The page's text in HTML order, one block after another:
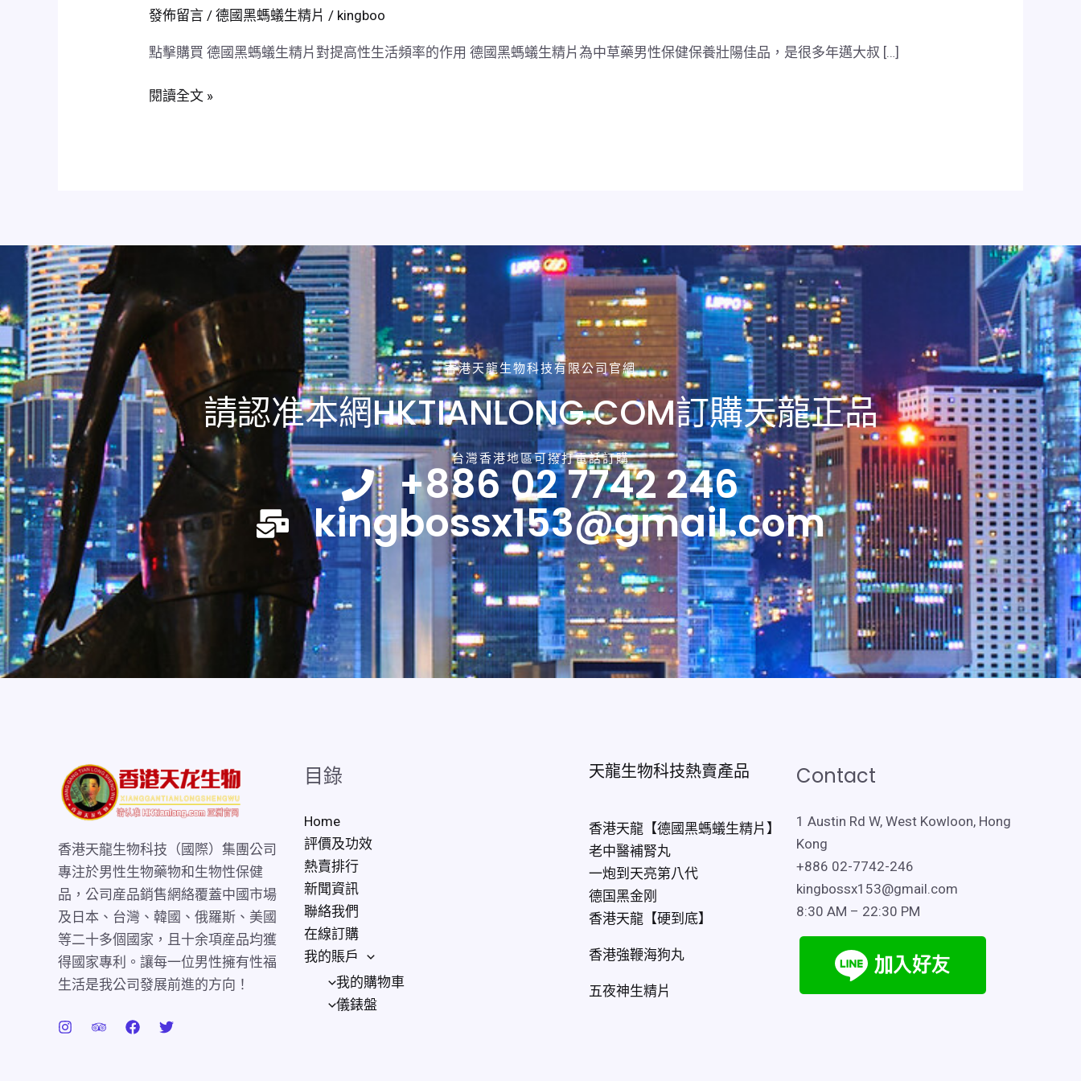
發佈留言 /德國黑螞蟻生精片 / kingboo
點擊購買 德國黑螞蟻生精片對提高性生活頻率的作用 德國黑螞蟻生精片為中草藥男性保健保養壯陽佳品，是很多年邁大叔 […]
國
螞
生
率
閱讀全文 »
香港天龍生物科技有限公司官網
請認准本網HKTIANLONG.COM訂購天龍正品
台灣香港地區可撥打電話訂購
+886 02 7742 246
kingbossx153@gmail.com
香港天龍生物科技（國際）集團公司
專注於男性生物藥物和生物性保健
品，公司産品銷售網絡覆蓋中國市場
及日本、台灣、韓國、俄羅斯、美國
等二十多個國家，且十余項産品均獲
得國家專利。讓每一位男性擁有性福
生活是我公司發展前進的方向！
目錄
Home
評價及功效
熱賣排行
新聞資訊
聯絡我們
在線訂購
我的賬戶
我的購物車
儀錶盤
天龍生物科技熱賣產品
香港天龍【德國黑螞蟻生精片】
老中醫補腎丸
一炮到天亮第八代
德国黑金刚
香港天龍【硬到底】
香港強鞭海狗丸
五夜神生精片
Contact
1 Austin Rd W, West Kowloon, Hong
Kong
+886 02-7742-246
kingbossx153@gmail.com
8:30 AM – 22:30 PM